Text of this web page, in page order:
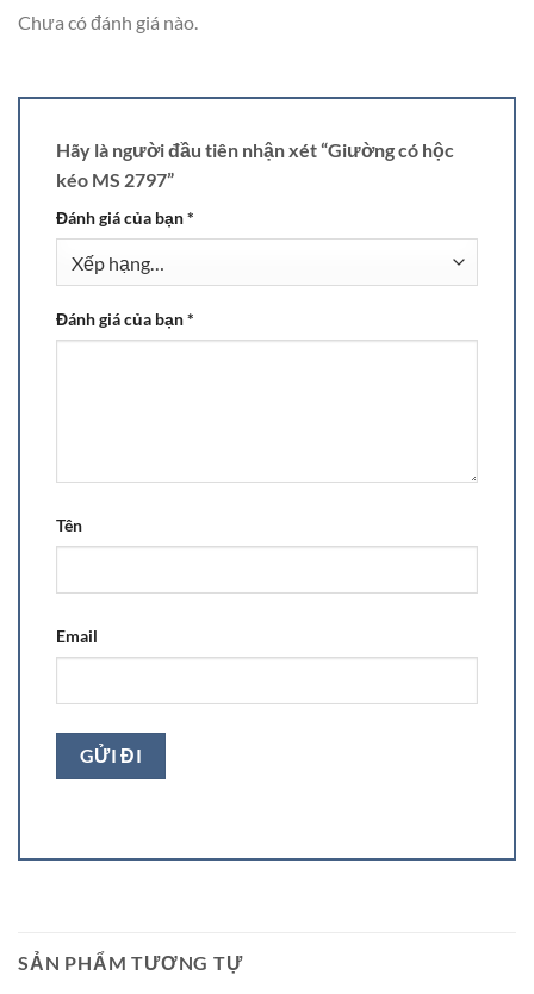
Chưa có đánh giá nào.
Hãy là người đầu tiên nhận xét “Giường có hộc
kéo MS 2797”
Đánh giá của bạn*
Đánh giá của bạn*
Tên
Email
SẢN PHẨM TƯƠNG TỰ